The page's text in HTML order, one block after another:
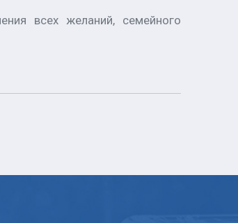
всех желаний, семейного